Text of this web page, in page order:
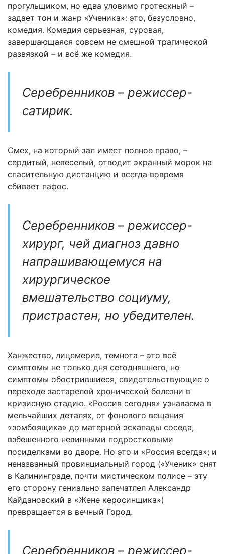
прогульщиком, но едва уловимо гротескный –
задает тон и жанр «Ученика»: это, безусловно,
комедия. Комедия серьезная, суровая,
завершающаяся совсем не смешной трагической
развязкой – и всё же комедия.
Серебренников – режиссер-
сатирик.
Смех, на который зал имеет полное право, –
сердитый, невеселый, отводит экранный морок на
спасительную дистанцию и всегда вовремя
сбивает пафос.
Серебренников – режиссер-
хирург, чей диагноз давно
напрашивающемуся на
хирургическое
вмешательство социуму,
пристрастен, но убедителен.
Ханжество, лицемерие, темнота – это всё
симптомы не только дня сегодняшнего, но
симптомы обострившиеся, свидетельствующие о
переходе застарелой хронической болезни в
кризисную стадию. «Россия сегодня» узнаваема в
мельчайших деталях, от фонового вещания
«зомбоящика» до матерной эскапады соседа,
взбешенного невинными подростковыми
посиделками во дворе. Но это и «Россия всегда»; и
неназванный провинциальный город («Ученик» снят
в Калининграде, почти мистическом полисе – эту
его сторону гениально запечатлел Александр
Кайдановский в «Жене керосинщика»)
превращается в вечный Город.
Серебренников – режиссер-